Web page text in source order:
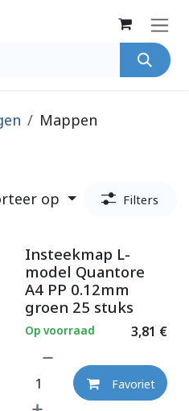
Mappen
op Filters
Insteekmap L-
model Quantore
A4 PP 0.12mm
groen 25 stuks
3,81 €
Op voorraad
Favoriet